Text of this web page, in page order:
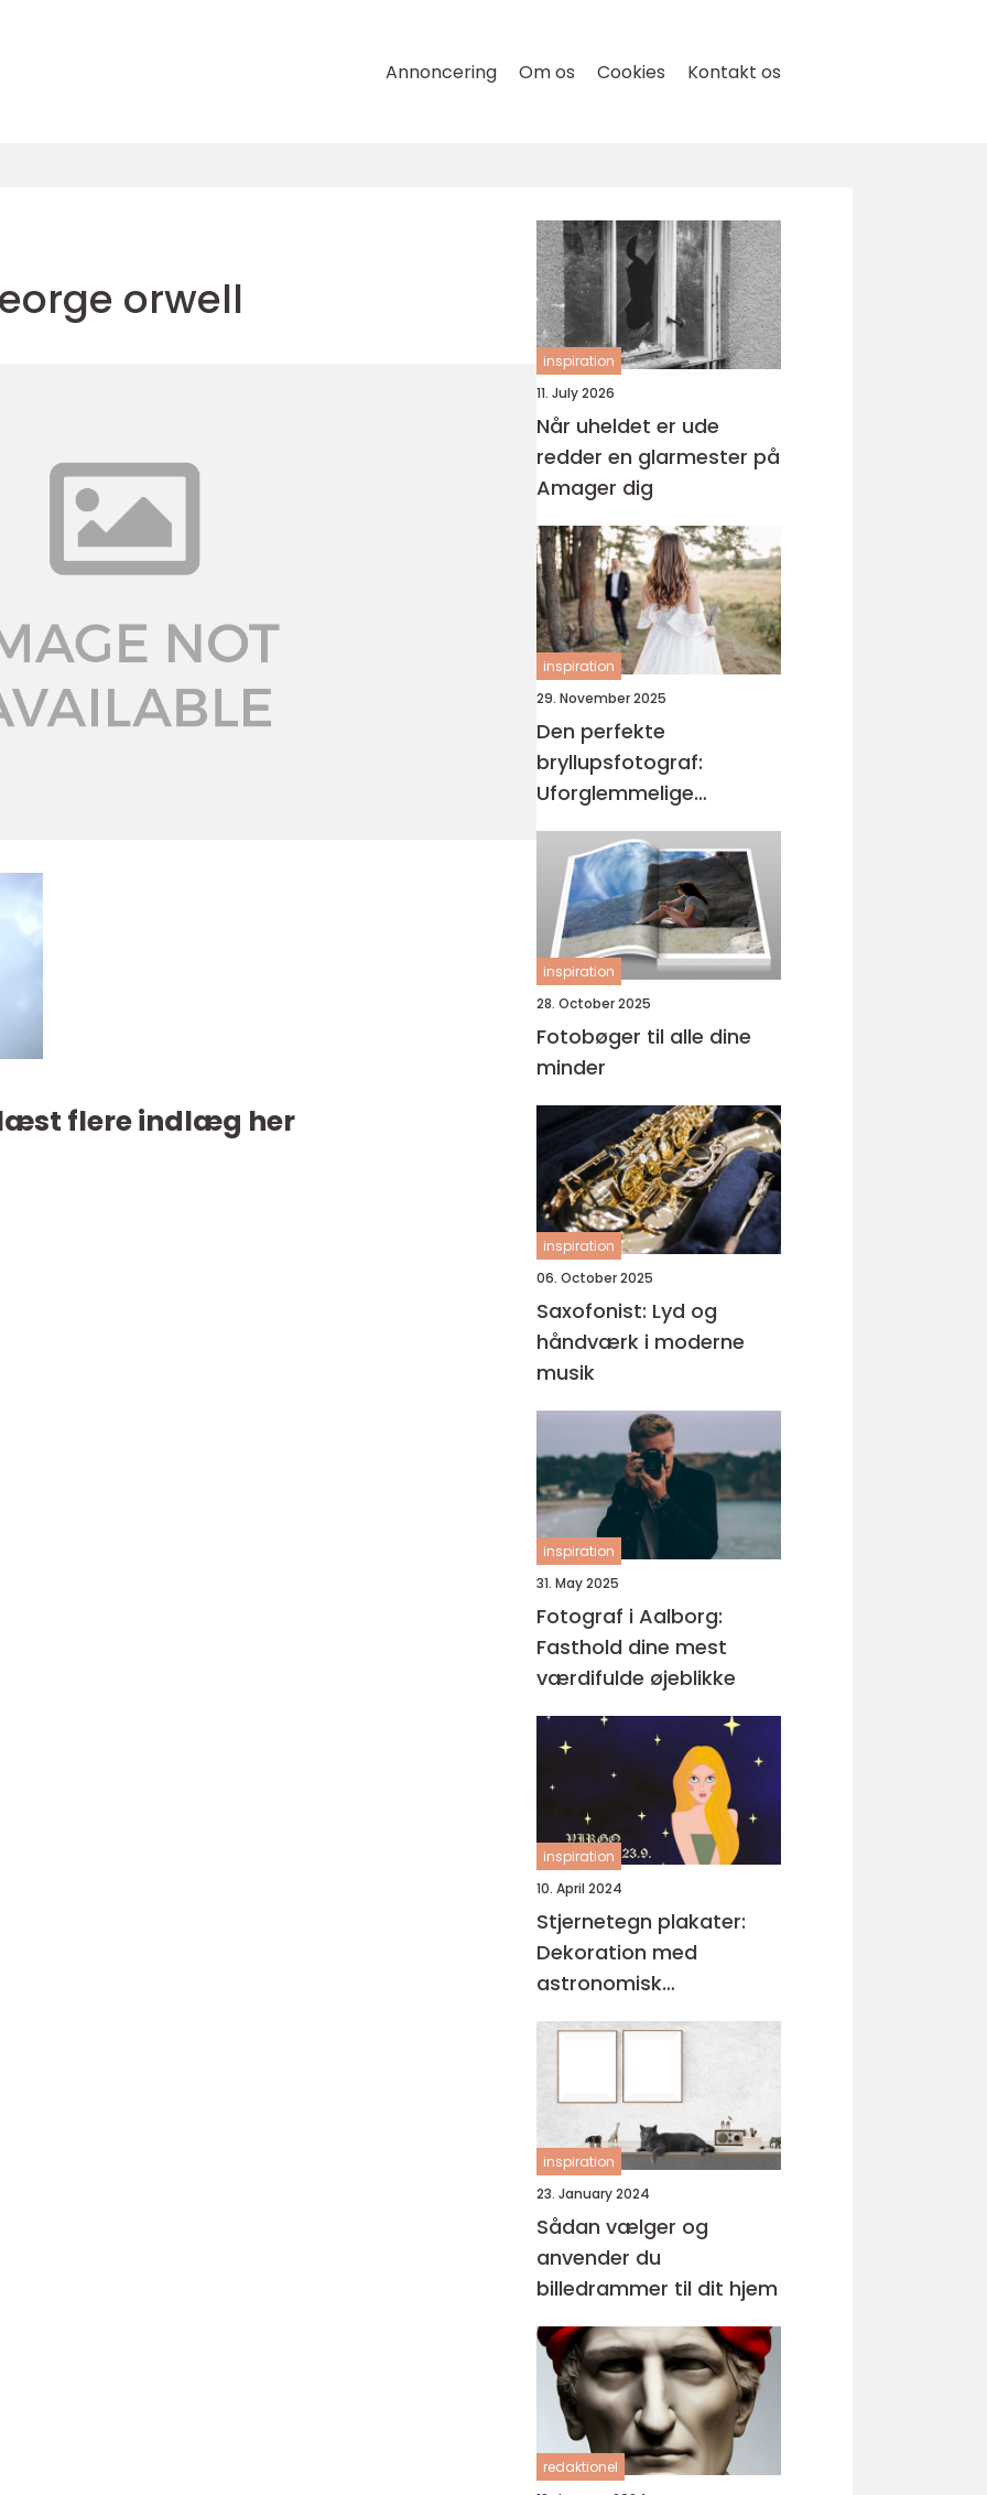
Annoncering Om os Cookies Kontakt os
orwell
flere indlæg her
inspiration
11. July 2026
Når uheldet er ude
redder en glarmester på
Amager dig
inspiration
29. November 2025
Den perfekte
bryllupsfotograf:
Uforglemmelige
øjeblikke
inspiration
28. October 2025
Fotobøger til alle dine
minder
inspiration
06. October 2025
Saxofonist: Lyd og
håndværk i moderne
musik
inspiration
31. May 2025
Fotograf i Aalborg:
Fasthold dine mest
værdifulde øjeblikke
inspiration
10. April 2024
Stjernetegn plakater:
Dekoration med
astronomisk
personlighed
inspiration
23. January 2024
Sådan vælger og
anvender du
billedrammer til dit hjem
redaktionel